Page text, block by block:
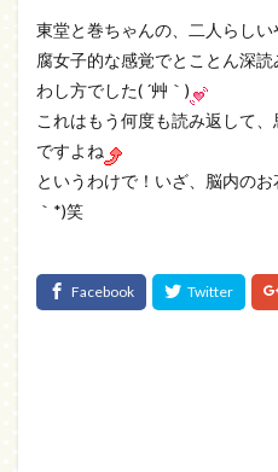
東堂と巻ちゃんの、二人らしい
腐女子的な感覚でとことん深
わし方でした( ´艸｀)
これはもう何度も読み返して
ですよね
というわけで！いざ、脳内の
｀*)笑